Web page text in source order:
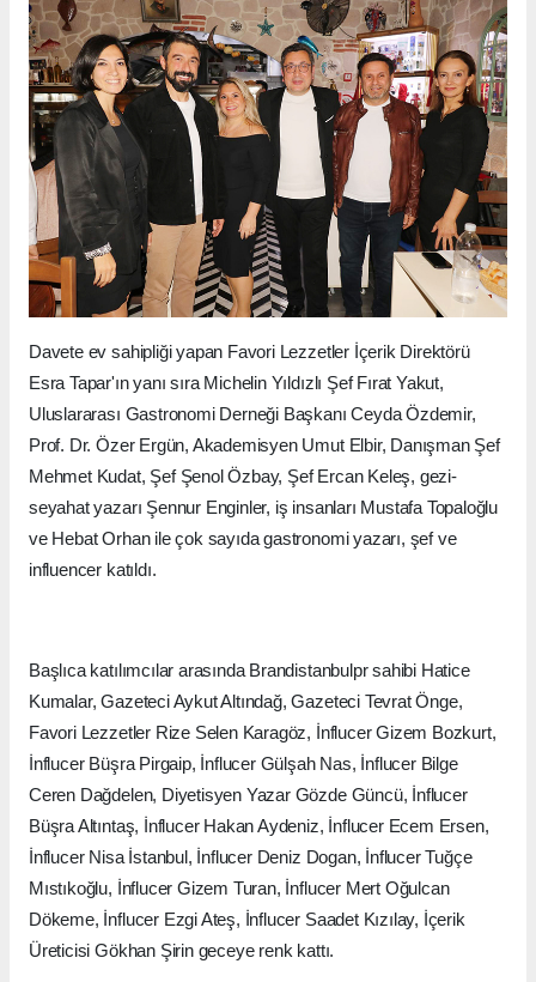
Davete ev sahipliği yapan Favori Lezzetler İçerik Direktörü
Esra Tapar'ın yanı sıra Michelin Yıldızlı Şef Fırat Yakut,
Uluslararası Gastronomi Derneği Başkanı Ceyda Özdemir,
Prof. Dr. Özer Ergün, Akademisyen Umut Elbir, Danışman Şef
Mehmet Kudat, Şef Şenol Özbay, Şef Ercan Keleş, gezi-
seyahat yazarı Şennur Enginler, iş insanları Mustafa Topaloğlu
ve Hebat Orhan ile çok sayıda gastronomi yazarı, şef ve
influencer katıldı.
Başlıca katılımcılar arasında Brandistanbulpr sahibi Hatice
Kumalar, Gazeteci Aykut Altındağ, Gazeteci Tevrat Önge,
Favori Lezzetler Rize Selen Karagöz, İnflucer Gizem Bozkurt,
İnflucer Büşra Pirgaip, İnflucer Gülşah Nas, İnflucer Bilge
Ceren Dağdelen, Diyetisyen Yazar Gözde Güncü, İnflucer
Büşra Altıntaş, İnflucer Hakan Aydeniz, İnflucer Ecem Ersen,
İnflucer Nisa İstanbul, İnflucer Deniz Dogan, İnflucer Tuğçe
Mıstıkoğlu, İnflucer Gizem Turan, İnflucer Mert Oğulcan
Dökeme, İnflucer Ezgi Ateş, İnflucer Saadet Kızılay, İçerik
Üreticisi Gökhan Şirin geceye renk kattı.